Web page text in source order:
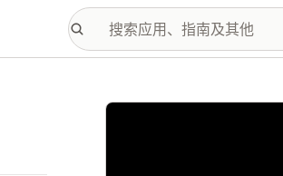
配图图库